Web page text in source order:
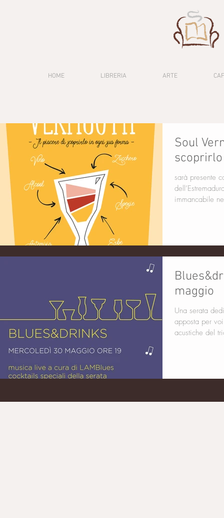
HOME LIBRERIA ARTE
Soul
sarà presente con l'autrice
immancabile
maggio
Una serata
apposta per